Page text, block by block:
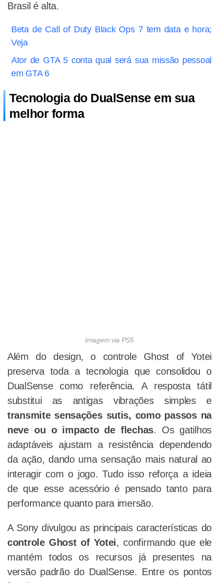
Brasil é alta.
Beta de Call of Duty Black Ops 7 tem data e hora;
Veja
Ator de GTA 5 conta qual será sua missão pessoal
em GTA 6
Tecnologia do DualSense em sua
melhor forma
Imagem via PS5
Além do design, o controle Ghost of Yotei
preserva toda a tecnologia que consolidou o
DualSense como referência. A resposta tátil
substitui as antigas vibrações simples e
transmite sensações sutis, como passos na
neve ou o impacto de flechas. Os gatilhos
adaptáveis ajustam a resistência dependendo
da ação, dando uma sensação mais natural ao
interagir com o jogo. Tudo isso reforça a ideia
de que esse acessório é pensado tanto para
performance quanto para imersão.
A Sony divulgou as principais características do
controle Ghost of Yotei, confirmando que ele
mantém todos os recursos já presentes na
versão padrão do DualSense. Entre os pontos